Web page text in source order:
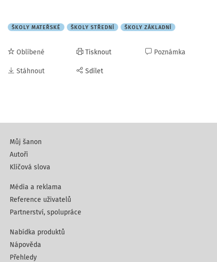
ŠKOLY MATEŘSKÉ ŠKOLY STŘEDNÍ ŠKOLY ZÁKLADNÍ
Oblíbené
Stáhnout
Tisknout
Sdílet
Poznámka
Můj šanon
Autoři
Klíčová slova
Média a reklama
Reference uživatelů
Partnerství, spolupráce
Nabídka produktů
Nápověda
Přehledy